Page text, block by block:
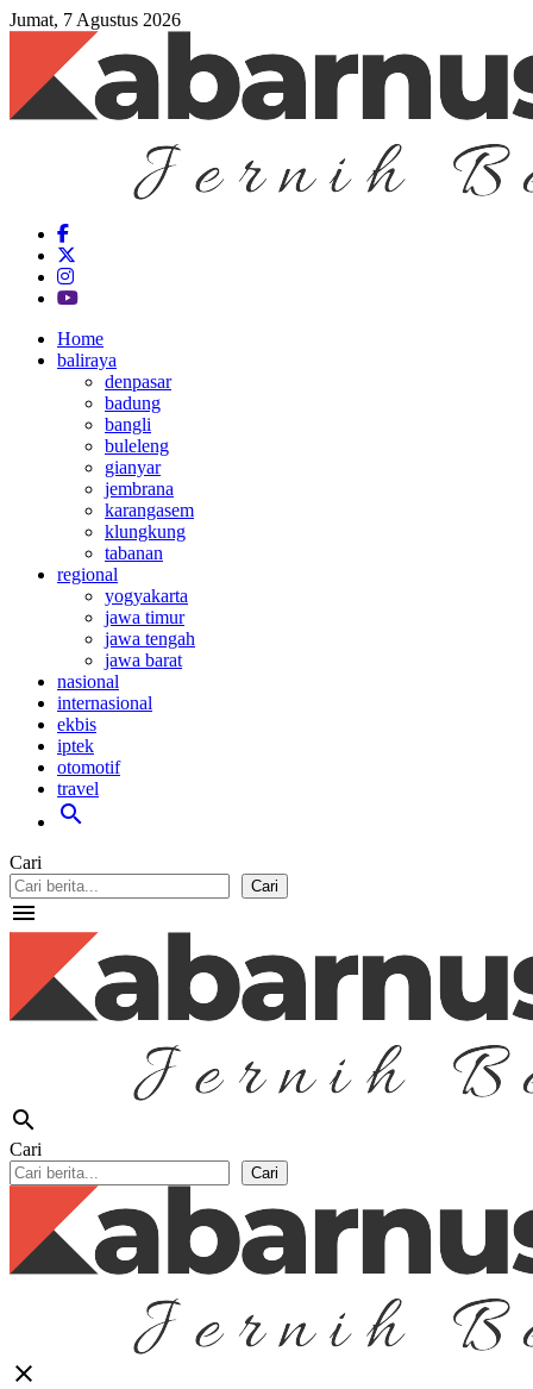
Jumat, 7 Agustus 2026
Home
baliraya
denpasar
badung
bangli
buleleng
gianyar
jembrana
karangasem
klungkung
tabanan
regional
yogyakarta
jawa timur
jawa tengah
jawa barat
nasional
internasional
ekbis
iptek
otomotif
travel
search
Cari
Cari
menu
search
Cari
Cari
close